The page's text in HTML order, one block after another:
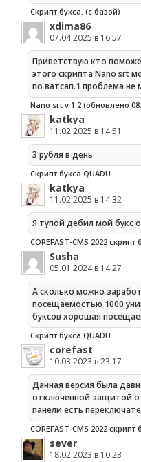
Скрипт букса. (с базой)
xdima86
07.04.2025 в 16:57
Приветствую кто
этого скрипта Nano srt
по ватсап.1 проблема не
Nano srt v 1.2 (обновлено
katkya
11.02.2025 в 14:51
3 рубля в день
Скрипт букса QUADU
katkya
11.02.2025 в 14:32
Я тупой дебил мой букс
COREFAST-CMS 2022 скрипт
Susha
05.01.2024 в 14:27
А сколько можно
посещаемостью 1000
буксов хорошая
Скрипт букса QUADU
corefast
10.03.2023 в 23:17
Данная версия была
отключенной защитой
панели есть
COREFAST-CMS 2022 скрипт
sever
18.02.2023 в 10:23